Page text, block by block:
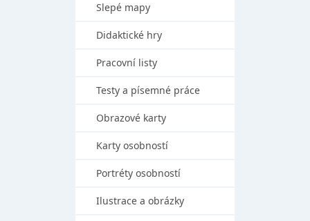
Slepé mapy
Didaktické hry
Pracovní listy
Testy a písemné práce
Obrazové karty
Karty osobností
Portréty osobností
Ilustrace a obrázky